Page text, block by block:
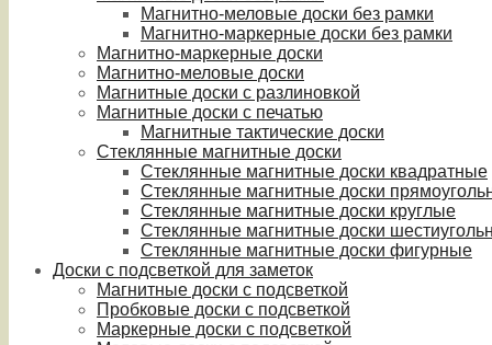
Магнитно-меловые доски без рамки
Магнитно-маркерные доски без рамки
Магнитно-маркерные доски
Магнитно-меловые доски
Магнитные доски с разлиновкой
Магнитные доски с печатью
Магнитные тактические доски
Стеклянные магнитные доски
Стеклянные магнитные доски квадратные
Стеклянные магнитные доски
Стеклянные магнитные доски круглые
Стеклянные магнитные доски
Стеклянные магнитные доски фигурные
Доски с подсветкой для заметок
Магнитные доски с подсветкой
Пробковые доски с подсветкой
Маркерные доски с подсветкой